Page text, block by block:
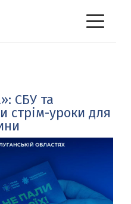
СБУ та
стрім-уроки для